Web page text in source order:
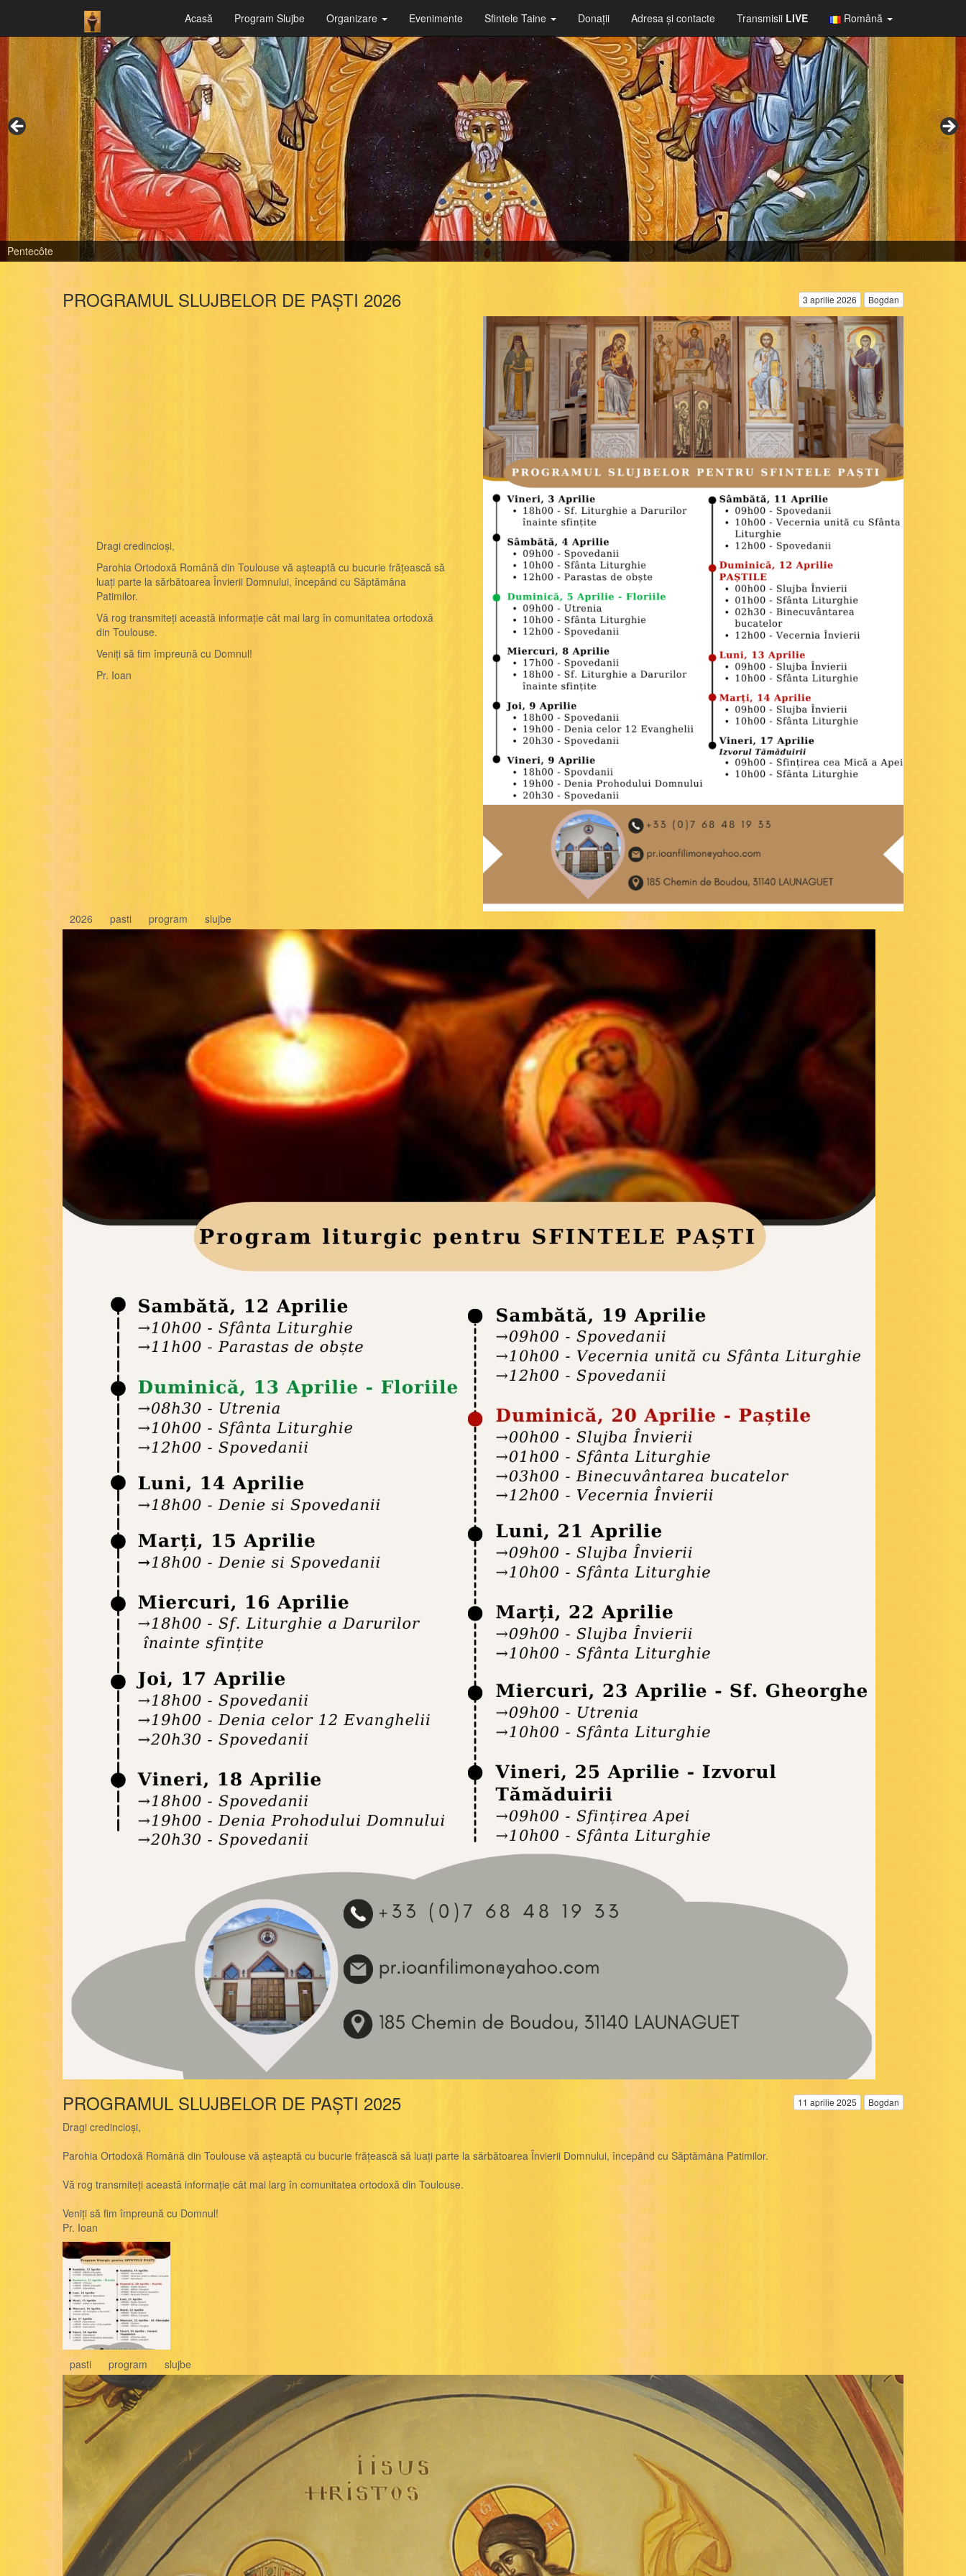
Acasă Program Slujbe Organizare Evenimente Sfintele Taine Donații Adresa şi contacte Transmisii LIVE Română
Dormition de la Mère de Dieu
3 aprilie 2026 Bogdan
PROGRAMUL SLUJBELOR DE PAȘTI 2026
Dragi credincioși,
Parohia Ortodoxă Română din Toulouse vă așteaptă cu bucurie frățească să
luați parte la sărbătoarea Învierii Domnului, începând cu Săptămâna
Patimilor.
Vă rog transmiteți această informație cât mai larg în comunitatea ortodoxă
din Toulouse.
Veniți să fim împreună cu Domnul!
Pr. Ioan
2026 pasti program slujbe
11 aprilie 2025 Bogdan
PROGRAMUL SLUJBELOR DE PAȘTI 2025
Dragi credincioși,
Parohia Ortodoxă Română din Toulouse vă așteaptă cu bucurie frățească să luați parte la sărbătoarea Învierii Domnului, începând cu Săptămâna Patimilor.
Vă rog transmiteți această informație cât mai larg în comunitatea ortodoxă din Toulouse.
Veniți să fim împreună cu Domnul!
Pr. Ioan
pasti program slujbe